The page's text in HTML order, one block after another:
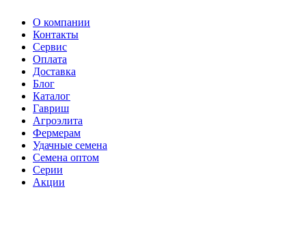
О компании
Контакты
Сервис
Оплата
Доставка
Блог
Каталог
Гавриш
Агроэлита
Фермерам
Удачные семена
Семена оптом
Серии
Акции